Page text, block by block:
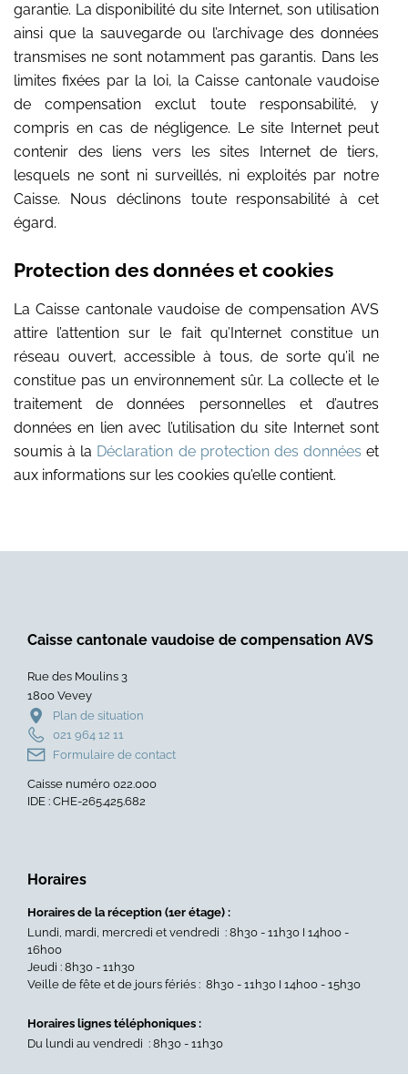
garantie. La disponibilité du site Internet, son utilisation
ainsi que la sauvegarde ou l’archivage des données
transmises ne sont notamment pas garantis. Dans les
limites fixées par la loi, la Caisse cantonale vaudoise
de compensation exclut toute responsabilité, y
compris en cas de négligence. Le site Internet peut
contenir des liens vers les sites Internet de tiers,
lesquels ne sont ni surveillés, ni exploités par notre
Caisse. Nous déclinons toute responsabilité à cet
égard.
Protection des données et cookies
La Caisse cantonale vaudoise de compensation AVS
attire l’attention sur le fait qu’Internet constitue un
réseau ouvert, accessible à tous, de sorte qu’il ne
constitue pas un environnement sûr. La collecte et le
traitement de données personnelles et d’autres
données en lien avec l’utilisation du site Internet sont
soumis à la Déclaration de protection des données et
aux informations sur les cookies qu’elle contient.
Caisse cantonale vaudoise de compensation AVS
Rue des Moulins 3
1800 Vevey
Plan de situation
021 964 12 11
Formulaire de contact
Caisse numéro 022.000
IDE : CHE-265.425.682
Horaires
Horaires de la réception (1er étage) :
Lundi, mardi, mercredi et vendredi : 8h30 - 11h30 I 14h00 -
16h00
Jeudi : 8h30 - 11h30
Veille de fête et de jours fériés : 8h30 - 11h30 I 14h00 - 15h30
Horaires lignes téléphoniques :
Du lundi au vendredi : 8h30 - 11h30